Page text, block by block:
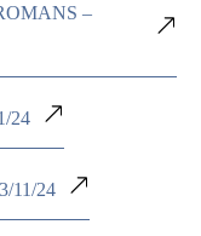
–
24
11/24